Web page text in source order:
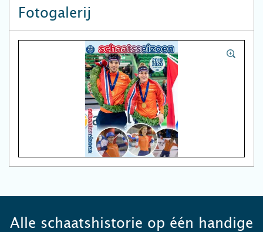
Fotogalerij
Alle schaatshistorie op één handige